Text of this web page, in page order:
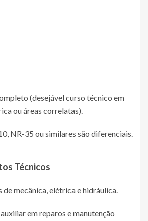
(desejável curso técnico em
ou áreas correlatas).
NR-35 ou similares são diferenciais.
Técnicos
de mecânica, elétrica e hidráulica.
em reparos e manutenção